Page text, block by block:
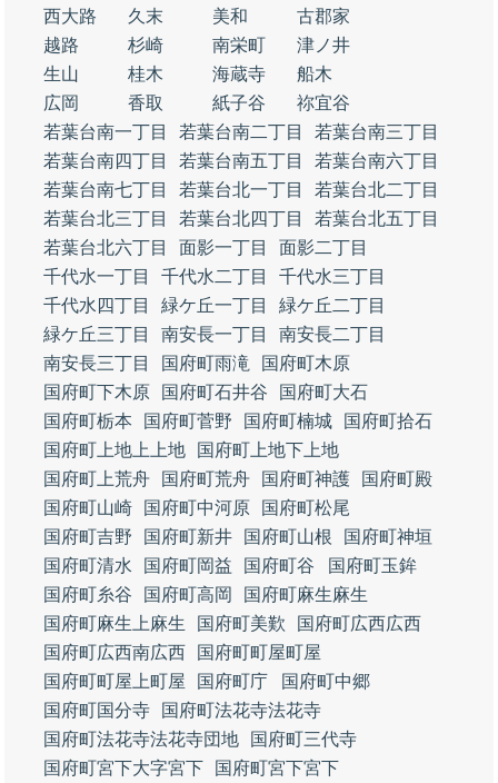
西大路 久末 美和
古郡家
越路
杉崎 南栄町
津ノ井
生山
桂木 海蔵寺
船木
広岡
香取 紙子谷
祢宜谷
若葉台南一丁目
若葉台南二丁目
若葉台南三丁目
若葉台南四丁目
若葉台南五丁目
若葉台南六丁目
若葉台南七丁目
若葉台北一丁目
若葉台北二丁目
若葉台北三丁目
若葉台北四丁目
若葉台北五丁目
若葉台北六丁目
面影一丁目
面影二丁目
千代水一丁目
千代水二丁目
千代水三丁目
千代水四丁目
緑ケ丘一丁目
緑ケ丘二丁目
緑ケ丘三丁目
南安長一丁目
南安長二丁目
南安長三丁目
国府町雨滝
国府町木原
国府町下木原
国府町石井谷
国府町大石
国府町栃本
国府町菅野 国府町楠城
国府町拾石
国府町上地上上地
国府町上地下上地
国府町上荒舟
国府町荒舟 国府町神護
国府町殿
国府町山崎
国府町中河原
国府町松尾
国府町吉野
国府町新井 国府町山根
国府町神垣
国府町清水
国府町岡益 国府町谷
国府町玉鉾
国府町糸谷
国府町高岡
国府町麻生麻生
国府町麻生上麻生
国府町美歎
国府町広西広西
国府町広西南広西
国府町町屋町屋
国府町町屋上町屋
国府町庁
国府町中郷
国府町国分寺
国府町法花寺法花寺
国府町法花寺法花寺団地
国府町三代寺
国府町宮下大字宮下
国府町宮下宮下